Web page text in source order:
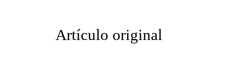
Artículo original